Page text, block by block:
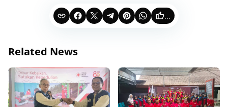
...
Related News